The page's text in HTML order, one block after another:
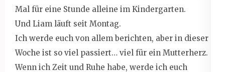
Mal für eine Stunde alleine im Kindergarten.
Und Liam läuft seit Montag.
Ich werde euch von allem berichten, aber in dieser
Woche ist so viel passiert… viel für ein Mutterherz.
Wenn ich Zeit und Ruhe habe, werde ich euch